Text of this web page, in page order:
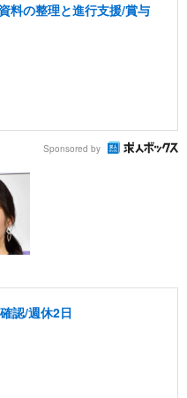
料の整理と進行支援/賞与
Sponsored by
認/週休2日